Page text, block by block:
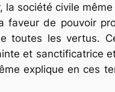
la société civile
faveur de pouvoir
toutes les vertus.
et sanctificatrice
explique en ces